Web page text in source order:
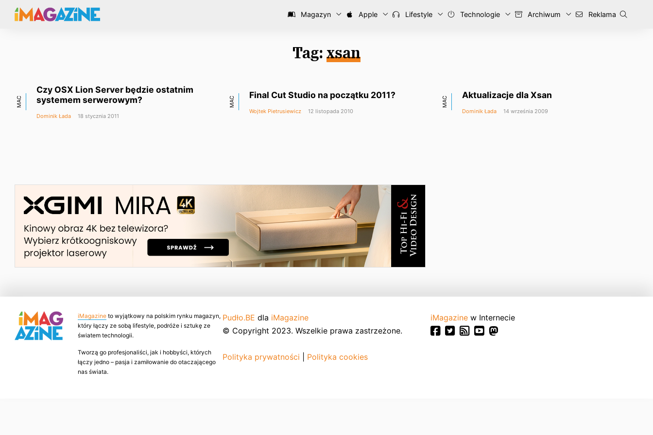
Magazyn Apple Lifestyle Technologie Archiwum Reklama
Tag: xsan
MAC
Czy OSX Lion Server będzie ostatnim
systemem serwerowym?
Dominik Łada 18 stycznia 2011
MAC
Final Cut Studio na początku 2011?
Wojtek Pietrusiewicz 12 listopada 2010
MAC
Aktualizacje dla Xsan
Dominik Łada 14 września 2009
iMagazine to wyjątkowy na polskim rynku magazyn,
który łączy ze sobą lifestyle, podróże i sztukę ze
światem technologii.
Tworzą go profesjonaliści, jak i hobbyści, których
łączy jedno – pasja i zamiłowanie do otaczającego
nas świata.
Pudło.BE dla iMagazine
© Copyright 2023. Wszelkie prawa zastrzeżone.
Polityka prywatności Polityka cookies
iMagazine w Internecie